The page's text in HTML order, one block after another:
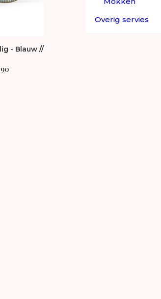
Overig servies
- Blauw //